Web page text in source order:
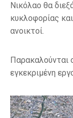
Νικόλαο θα
κυκλοφορίας
ανοικτοί.
Παρακαλούνται
εγκεκριμένη